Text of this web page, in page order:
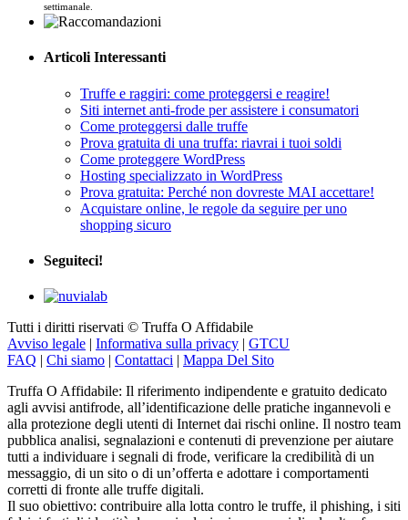
settimanale.
Articoli Interessanti
Truffe e raggiri: come proteggersi e reagire!
Siti internet anti-frode per assistere i consumatori
Come proteggersi dalle truffe
Prova gratuita di una truffa: riavrai i tuoi soldi
Come proteggere WordPress
Hosting specializzato in WordPress
Prova gratuita: Perché non dovreste MAI accettare!
Acquistare online, le regole da seguire per uno
shopping sicuro
Seguiteci!
Tutti i diritti riservati © Truffa O Affidabile
Avviso legale | Informativa sulla privacy | GTCU
FAQ | Chi siamo | Contattaci | Mappa Del Sito
Truffa O Affidabile: Il riferimento indipendente e gratuito dedicato
agli avvisi antifrode, all’identificazione delle pratiche ingannevoli e
alla protezione degli utenti di Internet dai rischi online. Il nostro team
pubblica analisi, segnalazioni e contenuti di prevenzione per aiutare
tutti a individuare i segnali di frode, verificare la credibilità di un
messaggio, di un sito o di un’offerta e adottare i comportamenti
corretti di fronte alle truffe digitali.
Il suo obiettivo: contribuire alla lotta contro le truffe, il phishing, i siti